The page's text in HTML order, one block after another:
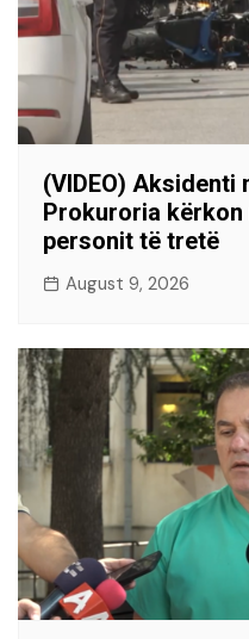
(VIDEO) Aksidenti
Prokuroria
personit të tretë
August 9, 2026